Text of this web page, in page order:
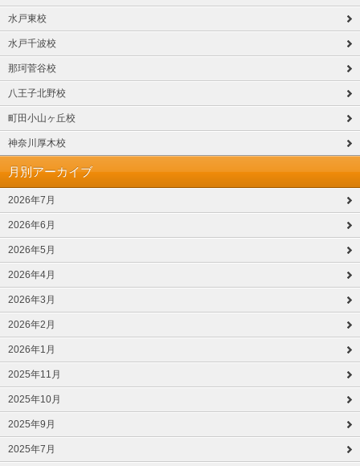
水戸東校
水戸千波校
那珂菅谷校
八王子北野校
町田小山ヶ丘校
神奈川厚木校
月別アーカイブ
2026年7月
2026年6月
2026年5月
2026年4月
2026年3月
2026年2月
2026年1月
2025年11月
2025年10月
2025年9月
2025年7月